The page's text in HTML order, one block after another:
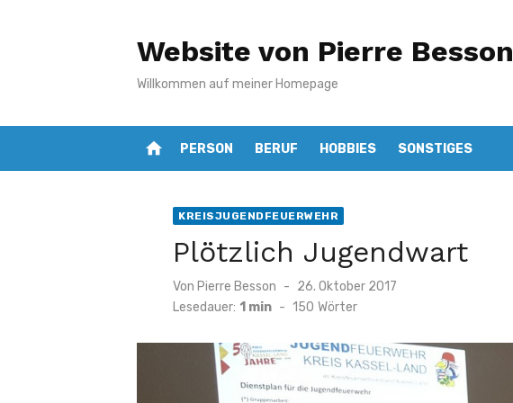
Website von Pierre Besson
Willkommen auf meiner Homepage
home PERSON BERUF HOBBIES SONSTIGES
KREISJUGENDFEUERWEHR
Plötzlich Jugendwart
Von Pierre Besson
Veröffentlicht
am
26. Oktober 2017
Lesedauer: 1 min - 150 Wörter